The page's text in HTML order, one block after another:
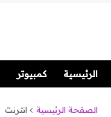
الرئيسية كمبيوتر
الصفحة الرئيسية انترنت